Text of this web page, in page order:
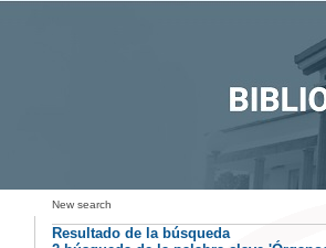
New search
Resultado de la búsqueda